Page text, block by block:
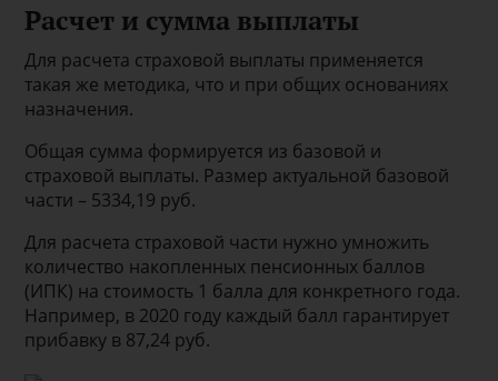
Расчет и сумма выплаты
Для расчета страховой выплаты применяется
такая же методика, что и при общих основаниях
назначения.
Общая сумма формируется из базовой и
страховой выплаты. Размер актуальной базовой
части – 5334,19 руб.
Для расчета страховой части нужно умножить
количество накопленных пенсионных баллов
(ИПК) на стоимость 1 балла для конкретного года.
Например, в 2020 году каждый балл гарантирует
прибавку в 87,24 руб.